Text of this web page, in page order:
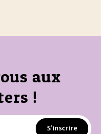
aux
!
S'inscrire